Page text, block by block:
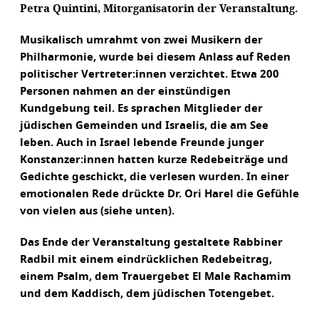
Petra Quintini, Mitorganisatorin der Veranstaltung.
Musikalisch umrahmt von zwei Musikern der
Philharmonie, wurde bei diesem Anlass auf Reden
politischer Vertreter:innen verzichtet. Etwa 200
Personen nahmen an der einstündigen
Kundgebung teil. Es sprachen Mitglieder der
jüdischen Gemeinden und Israelis, die am See
leben. Auch in Israel lebende Freunde junger
Konstanzer:innen hatten kurze Redebeiträge und
Gedichte geschickt, die verlesen wurden. In einer
emotionalen Rede drückte Dr. Ori Harel die Gefühle
von vielen aus (siehe unten).
Das Ende der Veranstaltung gestaltete Rabbiner
Radbil mit einem eindrücklichen Redebeitrag,
einem Psalm, dem Trauergebet El Male Rachamim
und dem Kaddisch, dem jüdischen Totengebet.